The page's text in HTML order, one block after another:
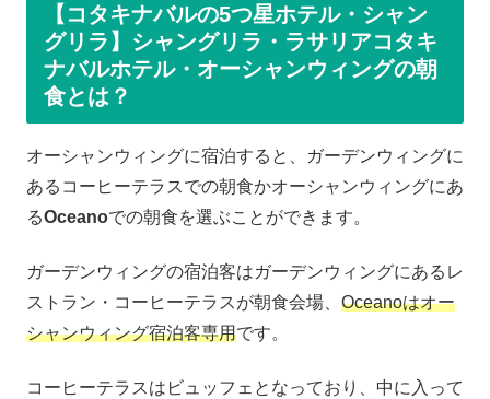
【コタキナバルの5つ星ホテル・シャン
グリラ】シャングリラ・ラサリアコタキ
ナバルホテル・オーシャンウィングの朝
食とは？
オーシャンウィングに宿泊すると、ガーデンウィングに
あるコーヒーテラスでの朝食かオーシャンウィングにあ
るOceanoでの朝食を選ぶことができます。
ガーデンウィングの宿泊客はガーデンウィングにあるレ
ストラン・コーヒーテラスが朝食会場、 Oceanoはオー
シャンウィング宿泊客専用です。
コーヒーテラスはビュッフェとなっており、中に入って